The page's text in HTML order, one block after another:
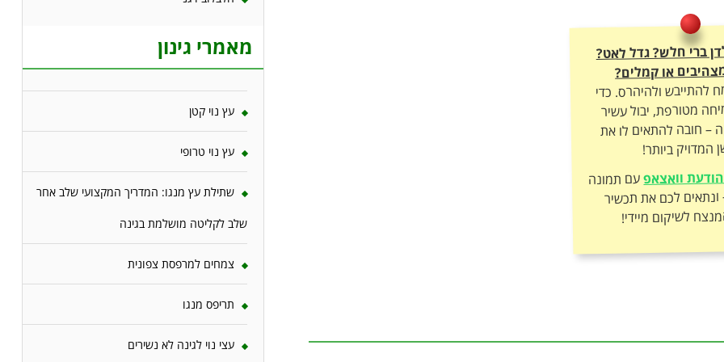
ברי חלש? גדל לאט?
או קמלים?
להתייבש ולהיהרס. כדי
מטורפת, יבול עשיר
– חובה להתאים לו את
המדויק ביותר!
הודעת וואצאפעם תמונה
של הצמח – ונתאים לכם את תכשיר
לשיקום מיידי!
מאמרי גינון
עץ נוי קטן
עץ נוי טרופי
שתילת עץ מנגו: המדריך המקצועי שלב אחר
שלב לקליטה מושלמת בגינה
צמחים למרפסת צפונית
תריפס מנגו
עצי נוי לגינה לא נשירים